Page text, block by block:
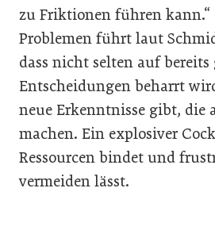
zu Friktionen führen kann.“
Problemen führt laut
dass nicht selten auf bereits
Entscheidungen beharrt
neue Erkenntnisse gibt, die
machen. Ein explosiver
Ressourcen bindet und
vermeiden lässt.